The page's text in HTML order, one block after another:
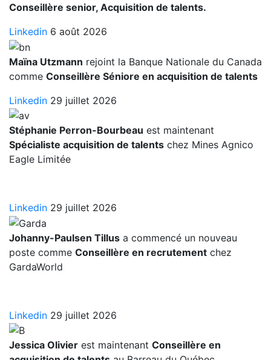
Conseillère senior, Acquisition de talents.
Linkedin 6 août 2026
Maïna Utzmann rejoint la Banque Nationale du Canada
comme Conseillère Séniore en acquisition de talents
Linkedin 29 juillet 2026
Stéphanie Perron-Bourbeau est maintenant
Spécialiste acquisition de talents chez Mines Agnico
Eagle Limitée
Linkedin 29 juillet 2026
Johanny-Paulsen Tillus a commencé un nouveau
poste comme Conseillère en recrutement chez
GardaWorld
Linkedin 29 juillet 2026
Jessica Olivier est maintenant Conseillère en